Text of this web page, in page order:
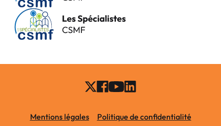
Mentions légales Politique de confidentialité